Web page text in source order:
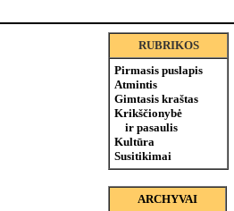
RUBRIKOS
Pirmasis puslapis
Atmintis
Gimtasis kraštas
Krikščionybė
ir pasaulis
Kultūra
Susitikimai
ARCHYVAI